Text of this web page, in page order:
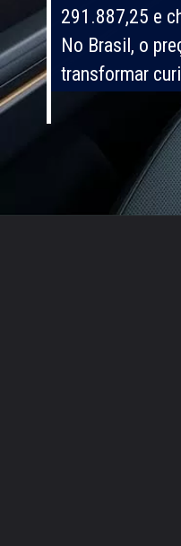
291.887,25 e
No Brasil, o
transformar
291.887,25 e
No Brasil, o
transformar